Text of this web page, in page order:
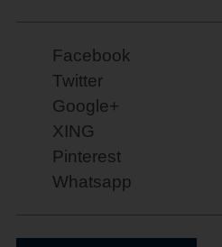
Facebook
Twitter
Google+
XING
Pinterest
Whatsapp